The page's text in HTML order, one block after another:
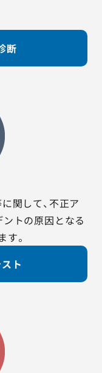
断
関して、不正ア
トの原因となる
。
ト